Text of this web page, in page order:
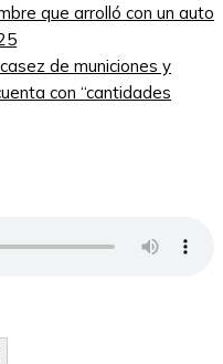
que arrolló con un auto
de municiones y
con “cantidades